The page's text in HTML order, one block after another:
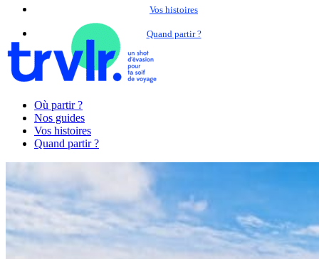
Vos histoires
Quand partir ?
Où partir ?
Nos guides
Vos histoires
Quand partir ?